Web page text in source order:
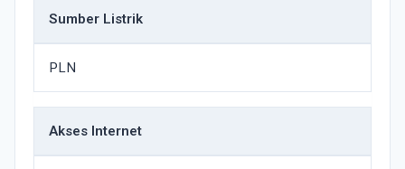
Sumber Listrik
PLN
Akses Internet